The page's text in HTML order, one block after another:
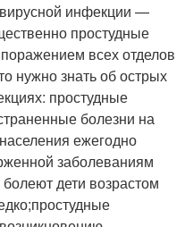
инфекции —
простудные
всех отделов
нужно знать об острых
простудные
болезни на
ежегодно
заболеваниям
дети возрастом